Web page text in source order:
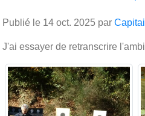
Publié le 14 oct. 2025 par
J'ai essayer de retranscrire